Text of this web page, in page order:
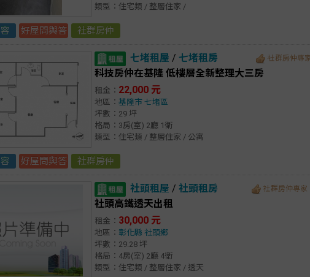
類型：住宅類 / 整層住家 /
好屋問與答 社群房仲
七堵租屋 / 七堵租房 社群房仲專
科技房仲在基隆 低樓層全新整理大三房
租金： 22,000 元
地區： 基隆市 七堵區
坪數：29 坪
格局：3房(室) 2廳 1衛
類型：住宅類 / 整層住家 / 公寓
好屋問與答 社群房仲
社頭租屋 / 社頭租房 社群房仲專家
社頭高鐵透天出租
租金： 30,000 元
地區： 彰化縣 社頭鄉
坪數：29.28 坪
格局：4房(室) 2廳 4衛
類型：住宅類 / 整層住家 / 透天